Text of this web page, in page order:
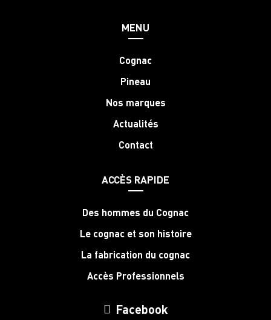
MENU
Cognac
Pineau
Nos marques
Actualités
Contact
ACCÈS RAPIDE
Des hommes du Cognac
Le cognac et son histoire
La fabrication du cognac
Accès Professionnels
Facebook